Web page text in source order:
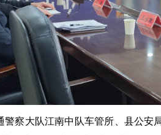
察大队江南中队车管所、县公